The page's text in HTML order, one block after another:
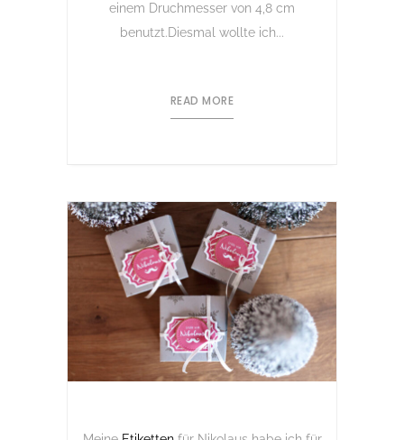
einem Druchmesser von 4,8 cm
benutzt.Diesmal wollte ich...
READ MORE